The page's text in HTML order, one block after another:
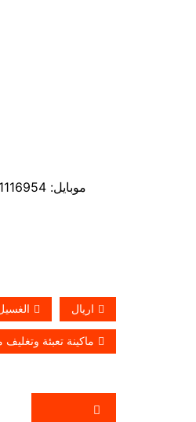
موبايل: 01211116954 – – 01211116956 – – 01211116958 – 01211116959 – 01211116962
اريال
ماكينة تعبئة
تصفّح